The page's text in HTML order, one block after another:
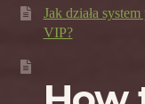
Jak działa
VIP?